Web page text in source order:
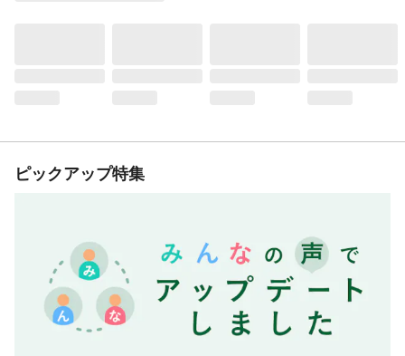
ピックアップ特集